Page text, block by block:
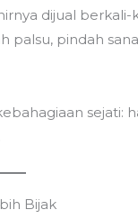
dijual berkali-
palsu, pindah
sejati:
Bijak